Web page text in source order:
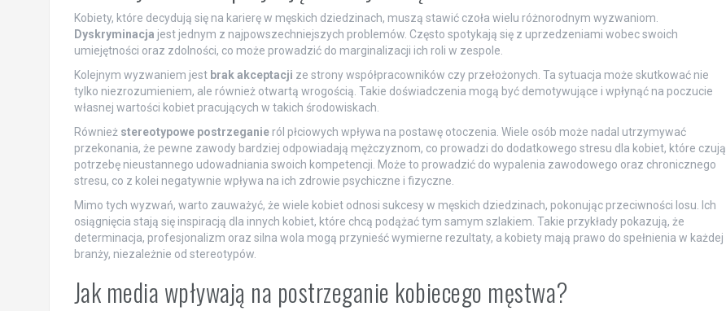
Kobiety, które decydują się na karierę w męskich dziedzinach, muszą stawić czoła wielu różnorodnym wyzwaniom.
Dyskryminacja jest jednym z najpowszechniejszych problemów. Często spotykają się z uprzedzeniami wobec swoich
umiejętności oraz zdolności, co może prowadzić do marginalizacji ich roli w zespole.
Kolejnym wyzwaniem jest brak akceptacji ze strony współpracowników czy przełożonych. Ta sytuacja może skutkować nie
tylko niezrozumieniem, ale również otwartą wrogością. Takie doświadczenia mogą być demotywujące i wpłynąć na poczucie
własnej wartości kobiet pracujących w takich środowiskach.
Również stereotypowe postrzeganieról płciowych wpływa na postawę otoczenia. Wiele osób może nadal utrzymywać
przekonania, że pewne zawody bardziej odpowiadają mężczyznom, co prowadzi do dodatkowego stresu dla kobiet, które czują
potrzebę nieustannego udowadniania swoich kompetencji. Może to prowadzić do wypalenia zawodowego oraz chronicznego
stresu, co z kolei negatywnie wpływa na ich zdrowie psychiczne i fizyczne.
Mimo tych wyzwań, warto zauważyć, że wiele kobiet odnosi sukcesy w męskich dziedzinach, pokonując przeciwności losu. Ich
osiągnięcia stają się inspiracją dla innych kobiet, które chcą podążać tym samym szlakiem. Takie przykłady pokazują, że
determinacja, profesjonalizm oraz silna wola mogą przynieść wymierne rezultaty, a kobiety mają prawo do spełnienia w każdej
branży, niezależnie od stereotypów.
Jak media wpływają na postrzeganie kobiecego męstwa?